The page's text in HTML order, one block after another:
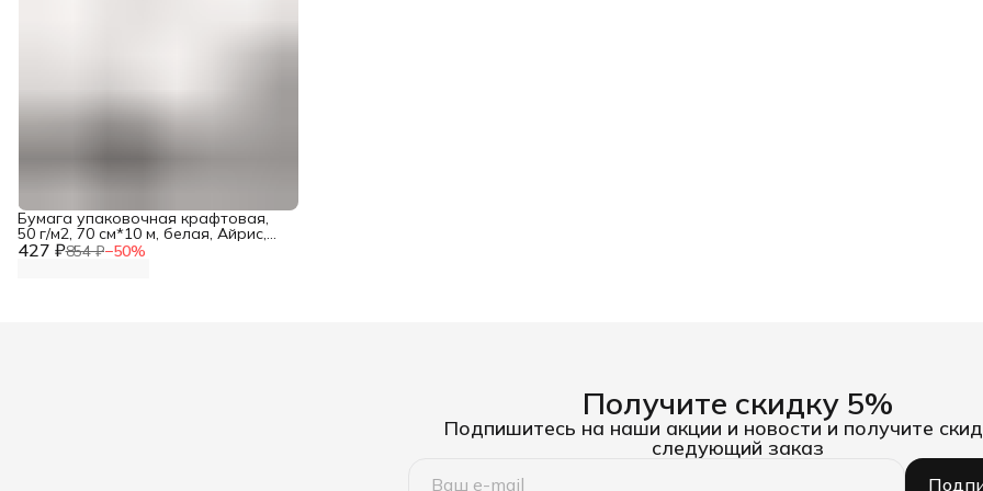
427 ₽854 ₽−50%
Бумага упаковочная крафтовая,
50 г/м2, 70 см*10 м, белая, Айрис,
подарочная упаковка
Получите скидку 5%
Подпишитесь на наши акции и новости и получите
следующий заказ